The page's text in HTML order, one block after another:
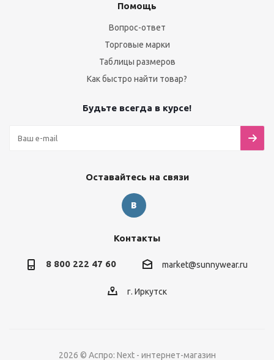
Помощь
Вопрос-ответ
Торговые марки
Таблицы размеров
Как быстро найти товар?
Будьте всегда в курсе!
Оставайтесь на связи
Контакты
8 800 222 47 60 market@sunnywear.ru
г. Иркутск
2026 © Аспро: Next - интернет-магазин